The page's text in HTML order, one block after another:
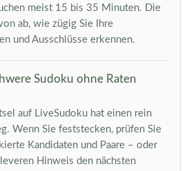
meist 15 bis 35 Minuten. Die
ab, wie zügig Sie Ihre
und Ausschlüsse erkennen.
Sudoku ohne Raten
auf LiveSudoku hat einen rein
Wenn Sie feststecken, prüfen Sie
Kandidaten und Paare – oder
Hinweis den nächsten